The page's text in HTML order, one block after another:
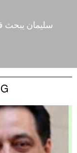
سليمان يبحث